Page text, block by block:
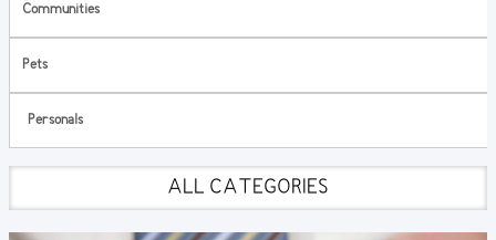
Communities
Pets
Personals
ALL CATEGORIES